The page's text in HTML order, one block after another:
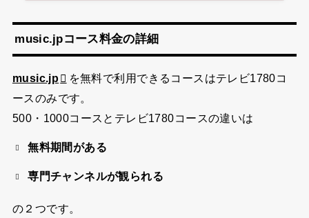
music.jpコース料金の詳細
music.jp
を無料で利用できるコースはテレビ1780コ
ースのみです。
500・1000コースとテレビ1780コースの違いは
無料期間がある
専門チャンネルが観られる
の２つです。